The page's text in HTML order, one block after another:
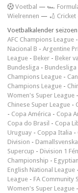
Voetbal — 🏎️
Wielrennen — 🏏 Cricket
Voetbalkalender
AFC Champions League -
Nacional B - Argentine
League - Beker - Beker
Bundesliga - Bundesliga
Champions League -
Champions League -
Women's Super League -
Chinese Super League -
- Copa América - Copa
Copa do Brasil - Copa
Uruguay - Coppa Italia -
Division -
Supercup - Division 1
Championship -
English National League -
League - FA Community
Women's Super League -